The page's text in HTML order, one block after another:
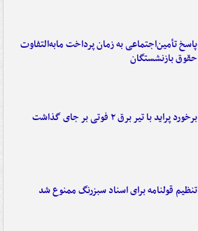
پاسخ تأمین‌اجتماعی به زمان پرداخت مابه‌التفاوت
حقوق بازنشستگان
برخورد پراید با تیر برق ۲ فوتی بر جای گذاشت
تنظیم قولنامه برای اسناد سبزرنگ ممنوع شد